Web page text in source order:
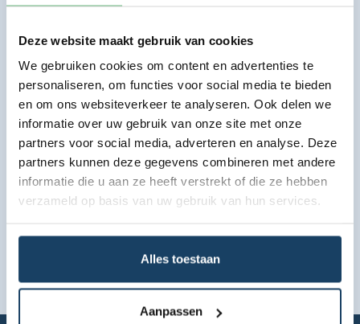
Deze website maakt gebruik van cookies
We gebruiken cookies om content en advertenties te
personaliseren, om functies voor social media te bieden
en om ons websiteverkeer te analyseren. Ook delen we
informatie over uw gebruik van onze site met onze
partners voor social media, adverteren en analyse. Deze
partners kunnen deze gegevens combineren met andere
informatie die u aan ze heeft verstrekt of die ze hebben
verzameld op basis van uw gebruik van hun services.
Alles toestaan
Aanpassen
Financial lease zonder zorgen.
Eenvoudig, transparant, vertrouwd.
Bekijk lease aanbod